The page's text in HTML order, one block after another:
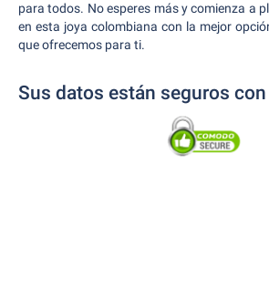
para todos. No esperes más y comienza a
en esta joya colombiana con la mejor
que ofrecemos para ti.
Sus datos están seguros